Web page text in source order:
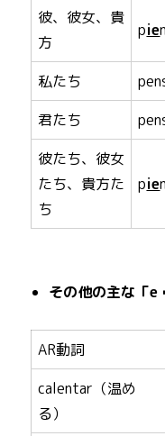
彼、彼女、貴
方
pie
私たち
君たち
彼たち、彼女
たち、貴方た
ち
pie
その他の主な「
AR動詞
calentar（温め
る）